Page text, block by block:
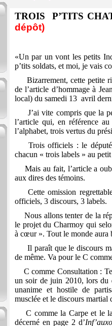
TROIS P’TITS
dépôt)
«Un par un vont les petits
p’tits soldats, et moi, je vais
Bizarrement, cette petite
de l’article d’hommage à
local) du samedi 13 avril
J’ai vite compris que la
l’article qui, en référence
l’alphabet, trois vertus du
Trois officiels : le
chacun « trois labels » au
Mais au fait, l’article a
aux dires des témoins.
Cette omission
officiels, 3 discours, 3 labels.
Nous allons tenter de la
le projet du Charmoy qui
à cœur ». Tout le monde aura
Il paraît que le discours
de même. Va pour le C
C comme Consultation :
un soir de juin 2010, lors du
unanime et hostile de
musclée et le discours
C comme la Carpe et le
décerné en page 2 d’